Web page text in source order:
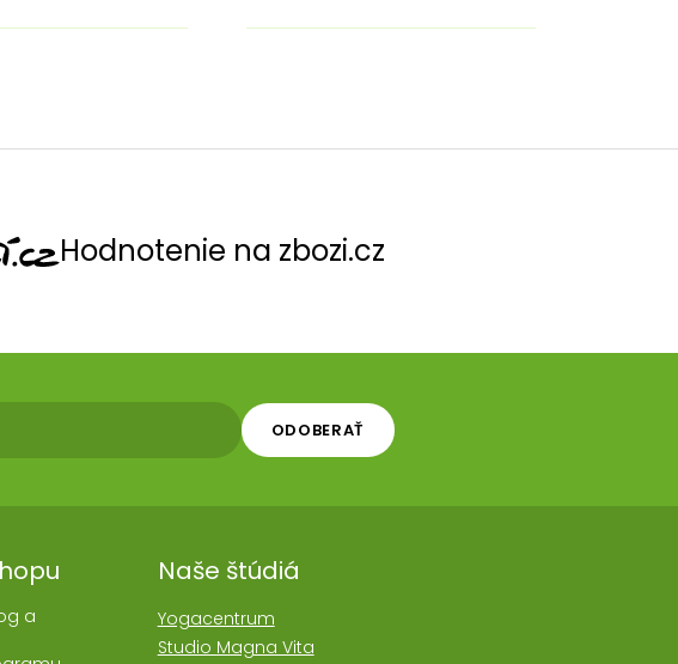
Hodnotenie na zbozi.cz
ODOBERAŤ
a
Naše štúdiá
Yogacentrum
Studio Magna Vita